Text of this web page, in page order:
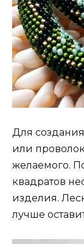
Для
или
желаемого.
квадратов
изделия.
лучше